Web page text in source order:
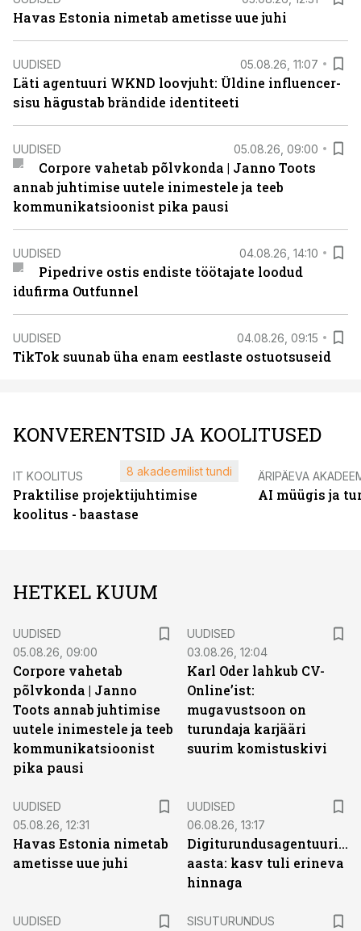
Havas Estonia nimetab ametisse uue juhi
UUDISED 05.08.26, 11:07
Läti agentuuri WKND loovjuht: Üldine influencer-
sisu hägustab brändide identiteeti
UUDISED 05.08.26, 09:00
Corpore vahetab põlvkonda | Janno Toots
annab juhtimise uutele inimestele ja teeb
kommunikatsioonist pika pausi
UUDISED 04.08.26, 14:10
Pipedrive ostis endiste töötajate loodud
idufirma Outfunnel
UUDISED 04.08.26, 09:15
TikTok suunab üha enam eestlaste ostuotsuseid
KONVERENTSID JA KOOLITUSED
IT KOOLITUS
Praktilise projektijuhtimise
koolitus - baastase
8 akadeemilist tundi ÄRIPÄEVA
AI müügis ja
HETKEL KUUM
UUDISED
05.08.26, 09:00
Corpore vahetab
põlvkonda | Janno
Toots annab juhtimise
uutele inimestele ja teeb
kommunikatsioonist
pika pausi
UUDISED
03.08.26, 12:04
Karl Oder lahkub CV-
Online’ist:
mugavustsoon on
turundaja karjääri
suurim komistuskivi
UUDISED
05.08.26, 12:31
Havas Estonia nimetab
ametisse uue juhi
UUDISED
06.08.26, 13:17
Digiturundusagentuuride
aasta: kasv tuli erineva
hinnaga
UUDISED
SISUTURUNDUS